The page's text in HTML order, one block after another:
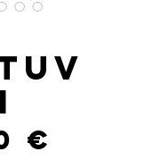
€